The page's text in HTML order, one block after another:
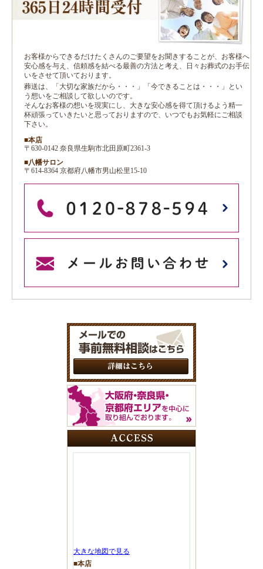
お客様からできるだけたくさんのご要望をお聞きすることが、お客様へ
安心感を与え、信頼感を結べる最善の方法と考え、日々お葬式のお手伝
いをさせて頂いております。
葬送は、「大切な家族だから・・・」「今できることは・・・」とい
う想いをご相談して欲しいのです。
そんなお客様の想いを現実にし、大きな安心感を得て頂けるよう精一
杯頑張っていきたいと思っておりますので、いつでもお気軽にご相談
下さい。
■本店
〒630-0142 奈良県生駒市北田原町2361-3
■八幡サロン
〒614-8364 京都府八幡市男山松里15-10
大きな地図で見る
■本店